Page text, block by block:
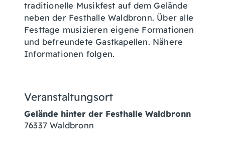
traditionelle Musikfest auf dem Gelände
neben der Festhalle Waldbronn. Über alle
Festtage musizieren eigene Formationen
und befreundete Gastkapellen. Nähere
Informationen folgen.
Veranstaltungsort
Gelände hinter der Festhalle Waldbronn
76337 Waldbronn